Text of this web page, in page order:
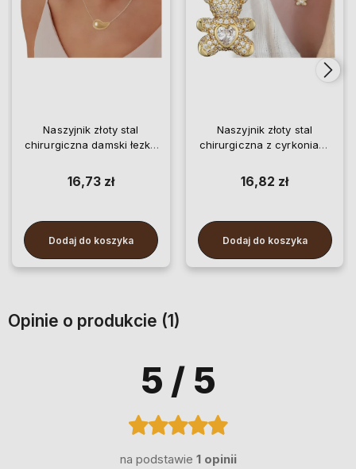
Naszyjnik złoty stal
chirurgiczna damski łezka
16,73 zł
Dodaj do koszyka
Naszyjnik złoty stal
chirurgiczna z cyrkoniami
16,82 zł
Dodaj do koszyka
Opinie o produkcie (1)
5 / 5
na podstawie 1 opinii